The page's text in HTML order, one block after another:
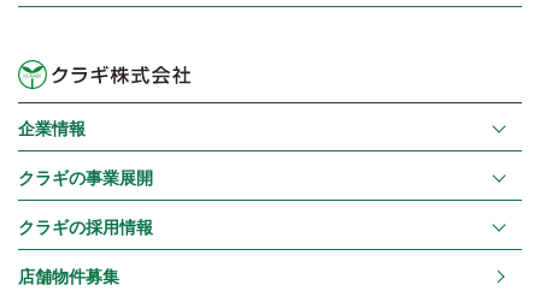
企業情報
クラギの事業展開
クラギの採用情報
店舗物件募集